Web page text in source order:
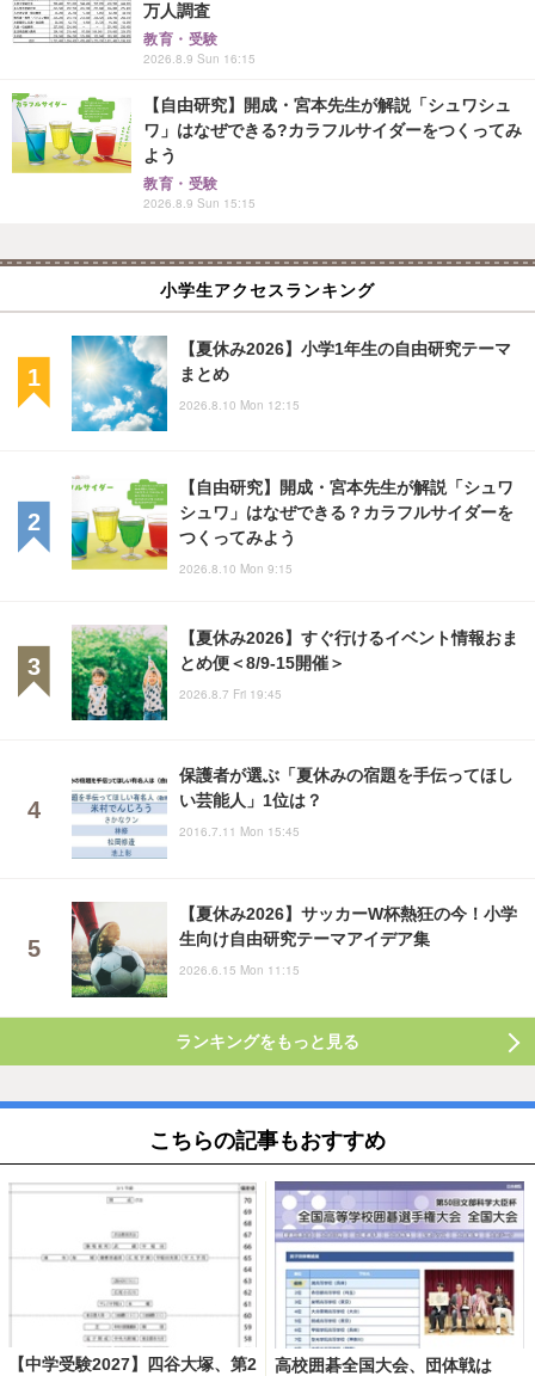
万人調査
教育・受験
2026.8.9 Sun 16:15
【自由研究】開成・宮本先生が解説「シュワシュ
ワ」はなぜできる?カラフルサイダーをつくってみ
よう
教育・受験
2026.8.9 Sun 15:15
小学生アクセスランキング
【夏休み2026】小学1年生の自由研究テーマ
まとめ
2026.8.10 Mon 12:15
【自由研究】開成・宮本先生が解説「シュワ
シュワ」はなぜできる？カラフルサイダーを
つくってみよう
2026.8.10 Mon 9:15
【夏休み2026】すぐ行けるイベント情報おま
とめ便＜8/9-15開催＞
2026.8.7 Fri 19:45
保護者が選ぶ「夏休みの宿題を手伝ってほし
い芸能人」1位は？
2016.7.11 Mon 15:45
【夏休み2026】サッカーW杯熱狂の今！小学
生向け自由研究テーマアイデア集
2026.6.15 Mon 11:15
ランキングをもっと見る
こちらの記事もおすすめ
【中学受験2027】四谷大塚、第2
高校囲碁全国大会、団体戦は